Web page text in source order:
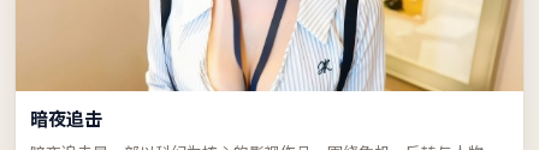
暗夜追击